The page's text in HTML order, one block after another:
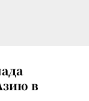
в